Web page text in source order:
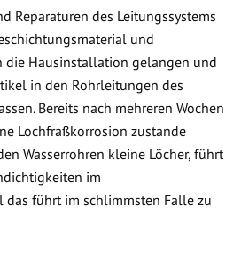
Reparaturen des Leitungssystems
und
die Hausinstallation gelangen und
in den Rohrleitungen des
Bereits nach mehreren Wochen
Lochfraßkorrosion zustande
Wasserrohren kleine Löcher, führt
im
das führt im schlimmsten Falle zu